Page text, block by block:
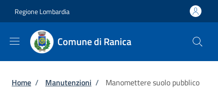
Regione Lombardia
Comune di Ranica
Briciole di pane
Home / Manutenzioni / Manomettere suolo pubblico